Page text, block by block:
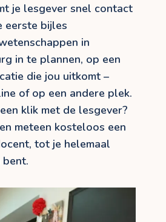
je lesgever snel contact
eerste bijles
in
in te plannen, op een
die jou uitkomt –
of op een andere plek.
klik met de lesgever?
meteen kosteloos een
tot je helemaal